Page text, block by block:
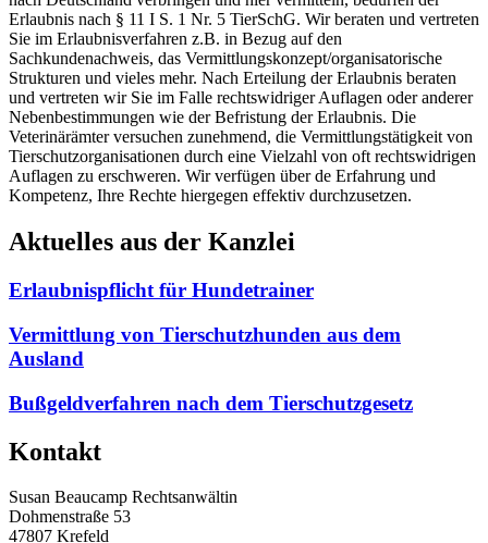
Erlaubnis nach § 11 I S. 1 Nr. 5 TierSchG. Wir beraten und vertreten
Sie im Erlaubnisverfahren z.B. in Bezug auf den
Sachkundenachweis, das Vermittlungskonzept/organisatorische
Strukturen und vieles mehr. Nach Erteilung der Erlaubnis beraten
und vertreten wir Sie im Falle rechtswidriger Auflagen oder anderer
Nebenbestimmungen wie der Befristung der Erlaubnis. Die
Veterinärämter versuchen zunehmend, die Vermittlungstätigkeit von
Tierschutzorganisationen durch eine Vielzahl von oft rechtswidrigen
Auflagen zu erschweren. Wir verfügen über de Erfahrung und
Kompetenz, Ihre Rechte hiergegen effektiv durchzusetzen.
Aktuelles aus der Kanzlei
Erlaubnispflicht für Hundetrainer
Vermittlung von Tierschutzhunden aus dem
Ausland
Bußgeldverfahren nach dem Tierschutzgesetz
Kontakt
Susan Beaucamp Rechtsanwältin
Dohmenstraße 53
47807 Krefeld